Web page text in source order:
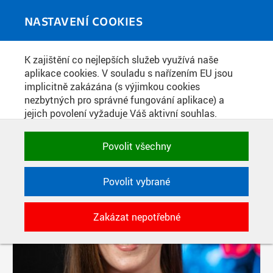
NASTAVENÍ COOKIES
K zajištění co nejlepších služeb využívá naše
aplikace cookies. V souladu s nařízením EU jsou
implicitně zakázána (s výjimkou cookies
nezbytných pro správné fungování aplikace) a
jejich povolení vyžaduje Váš aktivní souhlas.
zakázat, případně vybrat a povolit cookies podle
kategorie. Svoje rozhodnutí můžete samozřejmě
kdykoli změnit.
POTŘEBNÉ
Technické cookies využívané aplikacemi
ČVUT pro uchování jejich nastavení,
vlastností a identifikátorů relace. Jsou
nezbytné pro správné fungování a jsou
Povolit všechny
Povolit vybrané
Zakázat nepotřebné
MEDIATÉKA
PŘÍSPĚVKY PODLE FILTRU
Aktivní filtry: ŠTÍTEK: PODCAST